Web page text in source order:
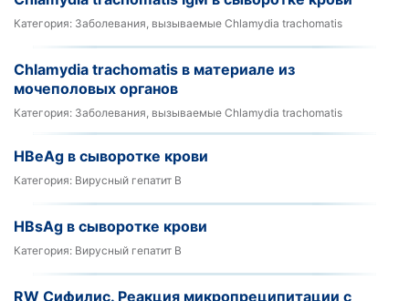
Категория: Заболевания, вызываемые Chlamydia trachomatis
Chlamydia trachomatis в материале из
мочеполовых органов
Категория: Заболевания, вызываемые Chlamydia trachomatis
HBeAg в сыворотке крови
Категория: Вирусный гепатит В
HBsAg в сыворотке крови
Категория: Вирусный гепатит В
RW Сифилис. Реакция микропреципитации с